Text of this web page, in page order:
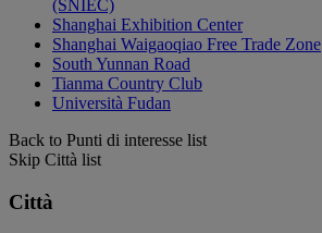
(SNIEC)
Shanghai Exhibition Center
Shanghai Waigaoqiao Free Trade Zone
South Yunnan Road
Tianma Country Club
Università Fudan
Back to Punti di interesse list
Skip Città list
Città